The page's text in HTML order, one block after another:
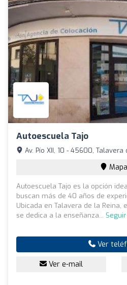
Autoescuela Tajo
Av. Pío XII, 10 - 45600, Talavera
Mapa
Autoescuela Tajo es la opción
buscan más de 40 años de
Ubicada en Talavera de la Reina,
se dedica a la enseñanza...
Ver
Ver e-mail